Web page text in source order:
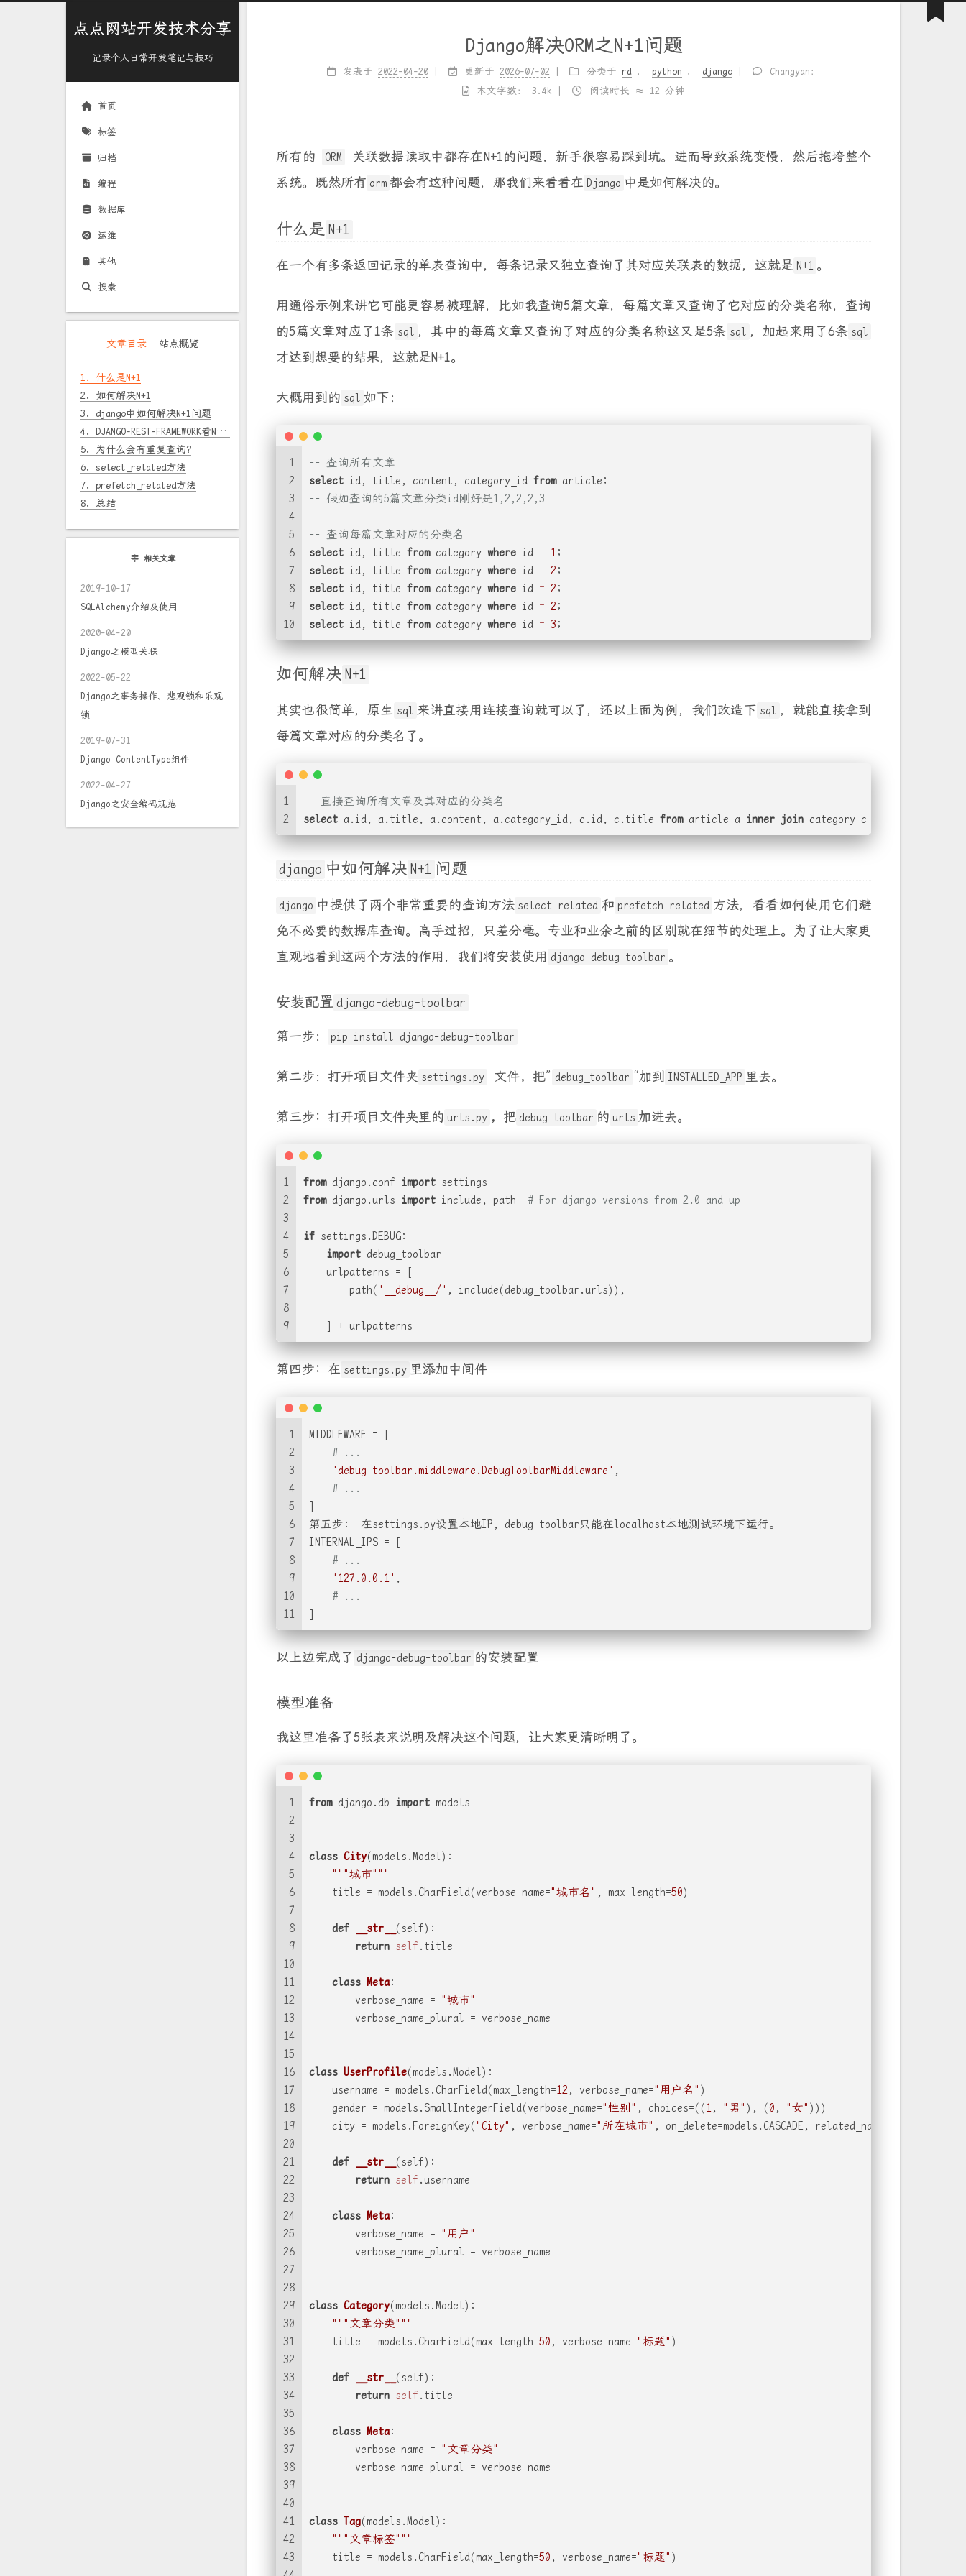
点点网站开发技术分享
记录个人日常开发笔记与技巧
首页
标签
归档
编程
数据库
运维
其他
搜索
文章目录 站点概览
1.
什么是N+1
2.
如何解决N+1
3.
django中如何解决N+1问题
4.
DJANGO-REST-FRAMEWORK看N+1问题
5.
为什么会有重复查询?
6.
select_related方法
7.
prefetch_related方法
8.
总结
相关文章
2019-10-17
SQLAlchemy介绍及使用
2020-04-20
Django之模型关联
2022-05-22
Django之事务操作、悲观锁和乐观
锁
2019-07-31
Django ContentType组件
2022-04-27
Django之安全编码规范
Django解决ORM之N+1问题
发表于 2022-04-20 更新于 2026-07-02 分类于 rd ， python ， django
Changyan：
本文字数：
3.4k 阅读时长 ≈ 12 分钟
所有的 ORM
关联数据读取中都存在N+1的问题，新手很容易踩到坑。进而导致系统变慢，然后拖垮整个
系统。既然所有 orm 都会有这种问题，那我们来看看在 Django 中是如何解决的。
什么是 N+1
在一个有多条返回记录的单表查询中，每条记录又独立查询了其对应关联表的数据，这就是 N+1 。
用通俗示例来讲它可能更容易被理解，比如我查询5篇文章，每篇文章又查询了它对应的分类名称，查询
的5篇文章对应了1条 sql ，其中的每篇文章又查询了对应的分类名称这又是5条 sql ，加起来用了6条 sql
才达到想要的结果，这就是N+1。
大概用到的 sql 如下：
1
2
3
4
5
6
7
8
9
10
-- 查询所有文章
select id, title, content, category_id from article;
-- 假如查询的5篇文章分类id刚好是1,2,2,2,3
-- 查询每篇文章对应的分类名
select id, title from category where id = 1;
select id, title from category where id = 2;
select id, title from category where id = 2;
select id, title from category where id = 2;
select id, title from category where id = 3;
如何解决 N+1
其实也很简单，原生 sql 来讲直接用连接查询就可以了，还以上面为例，我们改造下 sql ，就能直接拿到
每篇文章对应的分类名了。
1
2
-- 直接查询所有文章及其对应的分类名
select a.id, a.title, a.content, a.category_id, c.id, c.title from article a inner join category c
django 中如何解决 N+1 问题
django 中提供了两个非常重要的查询方法 select_related 和 prefetch_related 方法，看看如何使用它们避
免不必要的数据库查询。高手过招，只差分毫。专业和业余之前的区别就在细节的处理上。为了让大家更
直观地看到这两个方法的作用，我们将安装使用 django-debug-toolbar 。
安装配置 django-debug-toolbar
第一步： pip install django-debug-toolbar
第二步：打开项目文件夹 settings.py 文件, 把” debug_toolbar “加到 INSTALLED_APP 里去。
第三步: 打开项目文件夹里的 urls.py , 把 debug_toolbar 的 urls 加进去。
1
2
3
4
5
6
7
8
9
from django.conf import settings
from django.urls import include, path # For django versions from 2.0 and up
if settings.DEBUG:
import debug_toolbar
    urlpatterns = [
        path(
'__debug__/' , include(debug_toolbar.urls)),
    ] + urlpatterns
第四步: 在 settings.py 里添加中间件
1
2
3
4
5
6
7
8
9
10
11
MIDDLEWARE = [
# ...
'debug_toolbar.middleware.DebugToolbarMiddleware' ,
# ...
]
第五步:  在settings.py设置本地IP, debug_toolbar只能在localhost本地测试环境下运行。
INTERNAL_IPS = [
# ...
'127.0.0.1' ,
# ...
]
以上边完成了 django-debug-toolbar 的安装配置
模型准备
我这里准备了5张表来说明及解决这个问题，让大家更清晰明了。
1
2
3
4
5
6
7
8
9
10
11
12
13
14
15
16
17
18
19
20
21
22
23
24
25
26
27
28
29
30
31
32
33
34
35
36
37
38
39
40
41
42
43
from django.db import models
class City(models.Model):
"""城市"""
    title = models.CharField(verbose_name=
"城市名" , max_length=50)
def __str__ (self):
return self .title
class Meta:
        verbose_name =
"城市"
        verbose_name_plural = verbose_name
class UserProfile(models.Model):
    username = models.CharField(max_length=
12, verbose_name="用户名" )
    gender = models.SmallIntegerField(verbose_name=
"性别" , choices=((1, "男" ), (0 , "女" )))
    city = models.ForeignKey(
"City" , verbose_name="所在城市" , on_delete=models.CASCADE, related_name=
def __str__ (self):
return self .username
class Meta:
        verbose_name =
"用户"
        verbose_name_plural = verbose_name
class Category(models.Model):
"""文章分类"""
    title = models.CharField(max_length=
50 , verbose_name="标题" )
def __str__ (self):
return self .title
class Meta:
        verbose_name =
"文章分类"
        verbose_name_plural = verbose_name
class Tag(models.Model):
"""文章标签"""
    title = models.CharField(max_length=
50 , verbose_name="标题" )